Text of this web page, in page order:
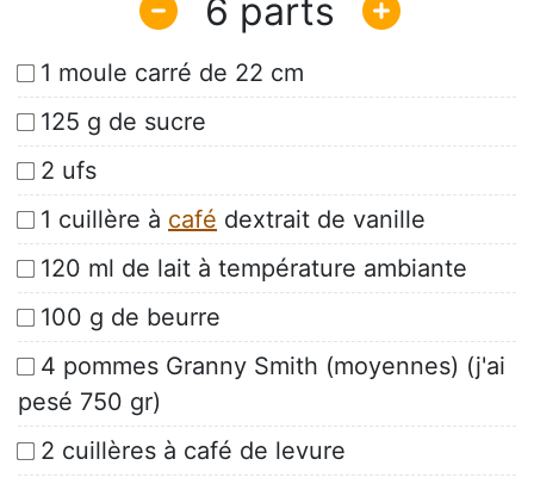
6
1 moule carré de 22 cm
125 g de sucre
2 ufs
1 cuillère à café dextrait de vanille
120 ml de lait à température ambiante
100 g de beurre
4 pommes Granny Smith (moyennes) (j'ai
pesé 750 gr)
2 cuillères à café de levure